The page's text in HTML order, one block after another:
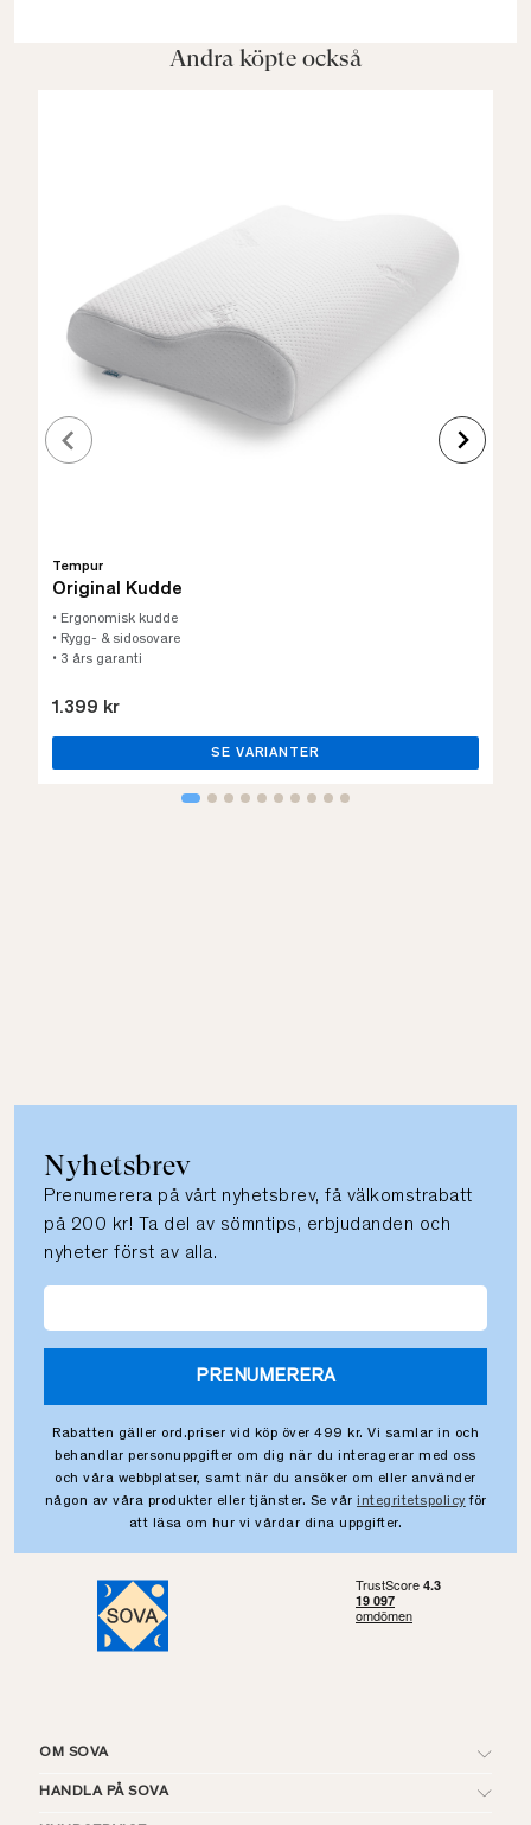
Andra köpte också
Tempur
Original Kudde
• Ergonomisk kudde
• Rygg- & sidosovare
• 3 års garanti
1.399 kr
SE VARIANTER
Nyhetsbrev
Prenumerera på vårt nyhetsbrev, få välkomstrabatt
på 200 kr! Ta del av sömntips, erbjudanden och
nyheter först av alla.
PRENUMERERA
Rabatten gäller ord.priser vid köp över 499 kr. Vi samlar in och
behandlar personuppgifter om dig när du interagerar med oss
och våra webbplatser, samt när du ansöker om eller använder
någon av våra produkter eller tjänster. Se vår integritetspolicy för
att läsa om hur vi vårdar dina uppgifter.
OM SOVA
HANDLA PÅ SOVA